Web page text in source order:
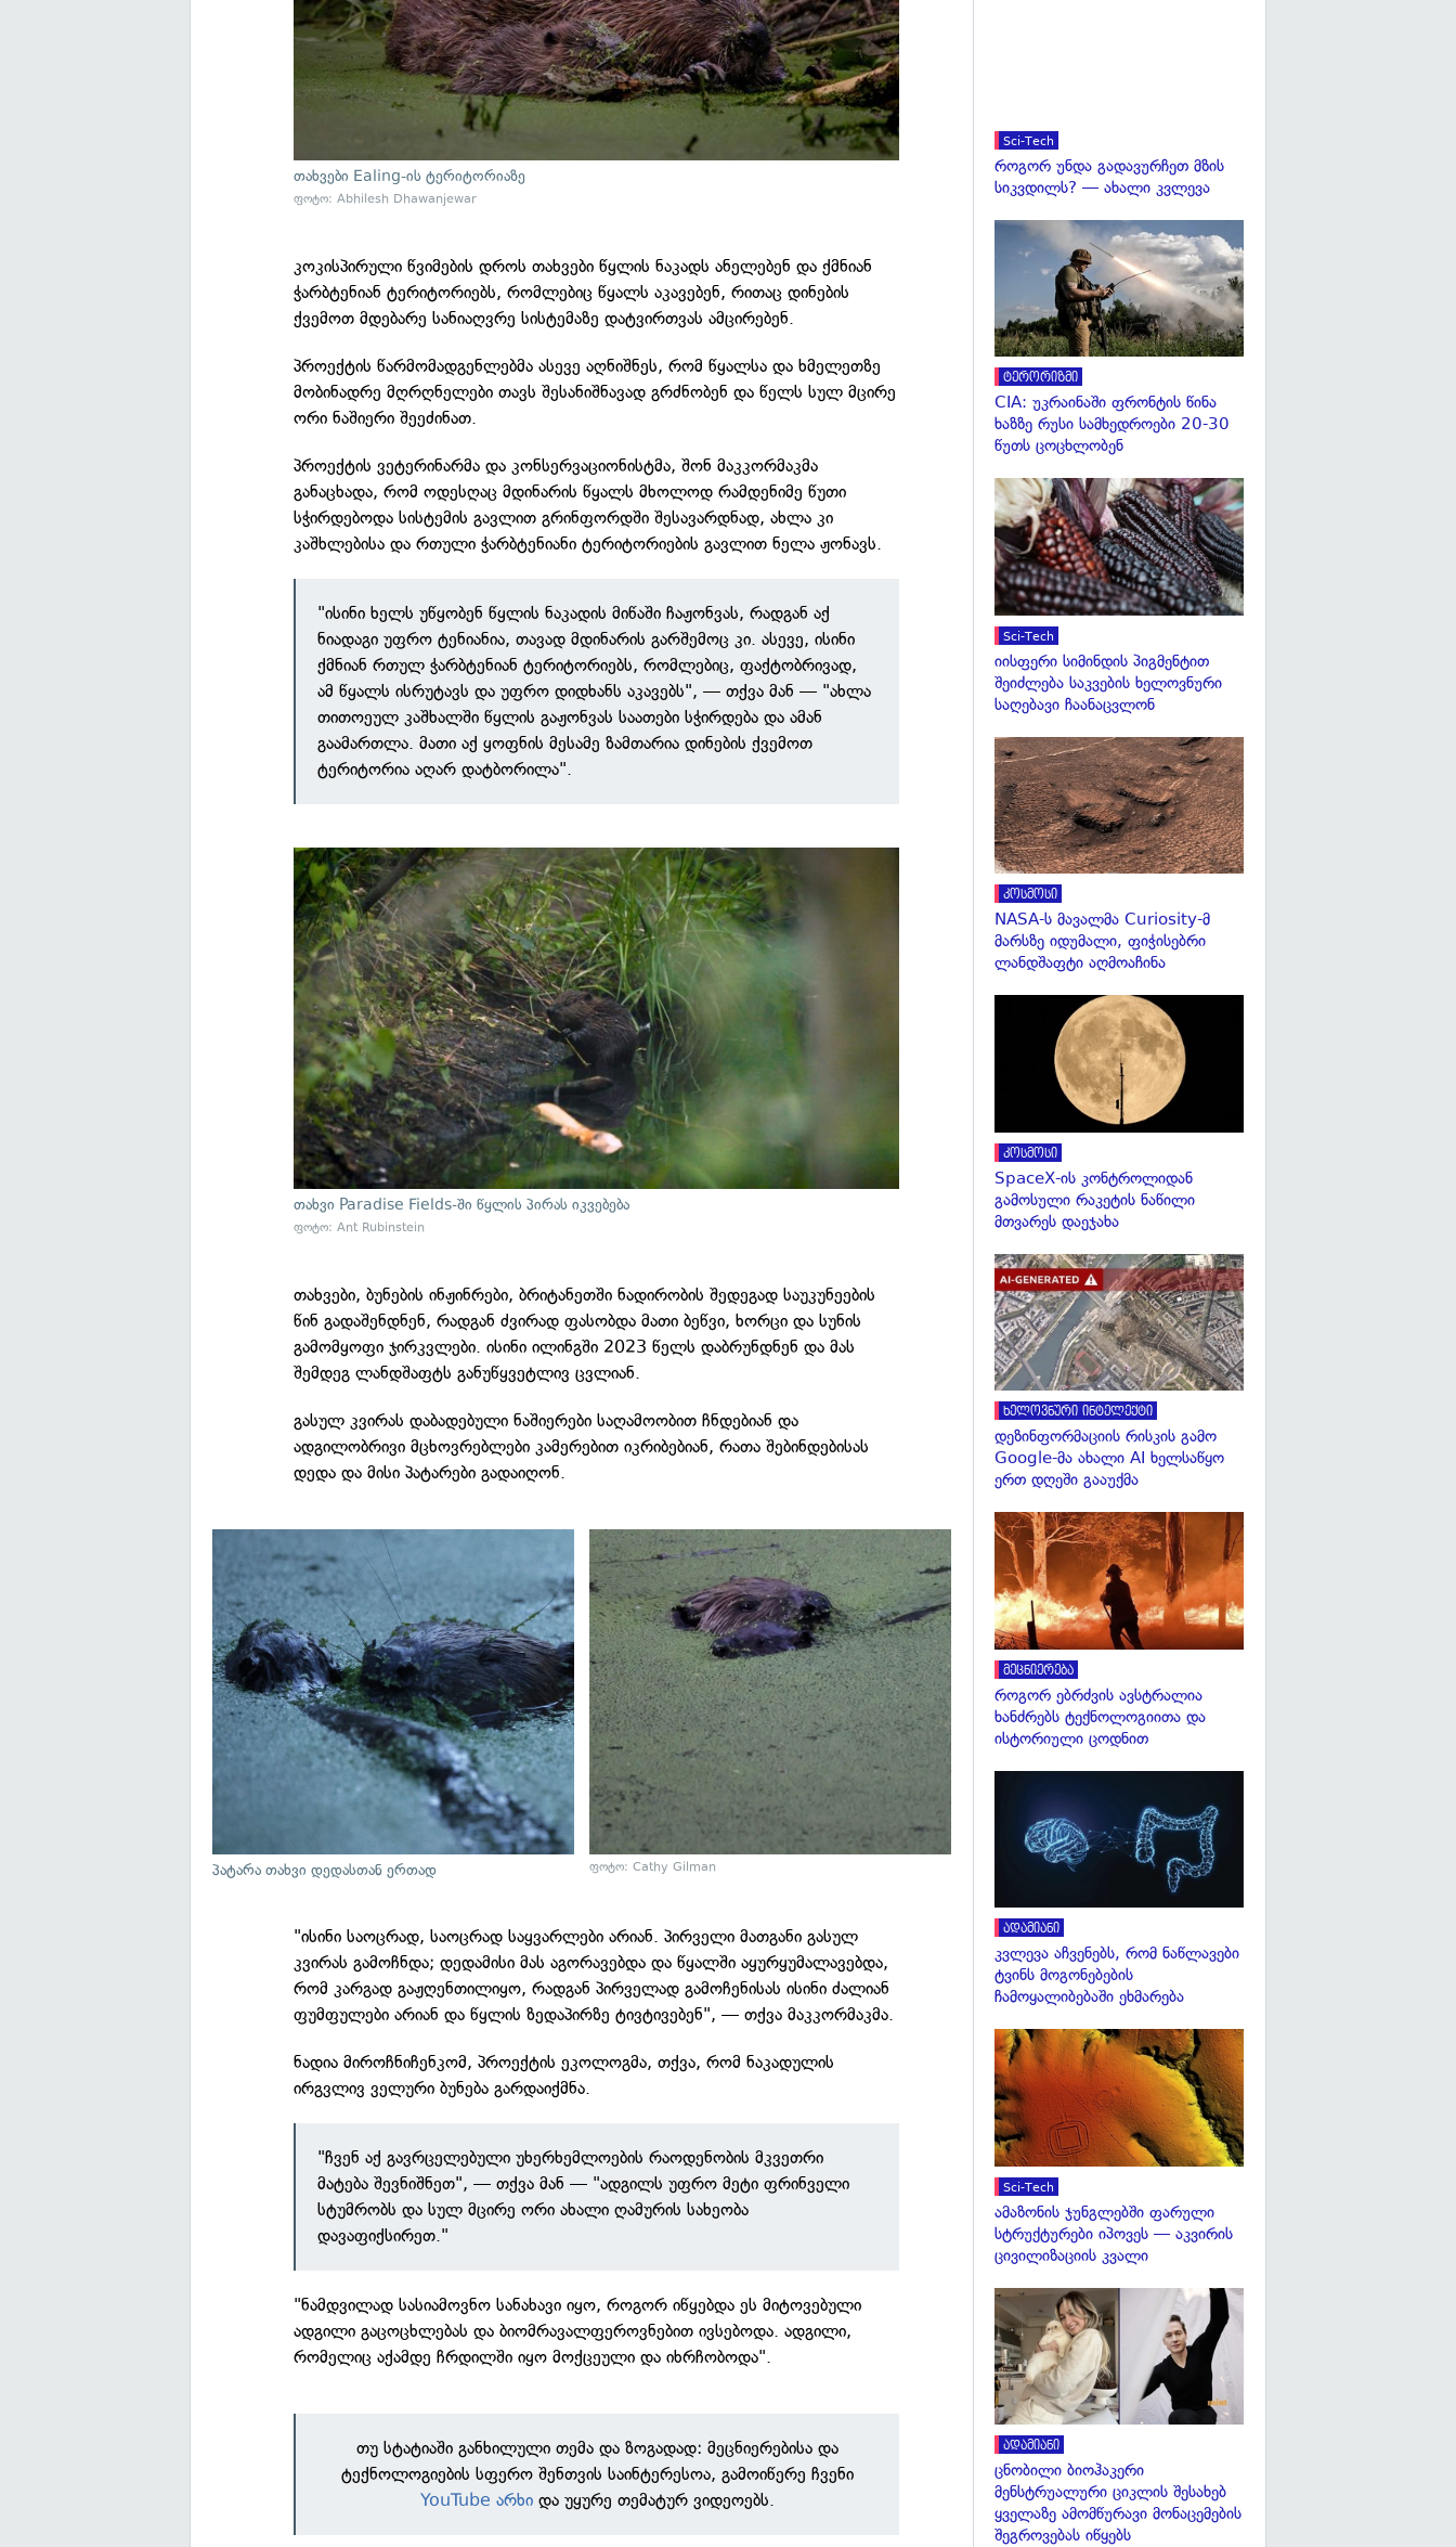
თახვები Ealing-ის ტერიტორიაზე
ფოტო: Abhilesh Dhawanjewar
კოკისპირული წვიმების დროს თახვები წყლის ნაკადს ანელებენ და ქმნიან
ჭარბტენიან ტერიტორიებს, რომლებიც წყალს აკავებენ, რითაც დინების
ქვემოთ მდებარე სანიაღვრე სისტემაზე დატვირთვას ამცირებენ.
პროექტის წარმომადგენლებმა ასევე აღნიშნეს, რომ წყალსა და ხმელეთზე
მობინადრე მღრღნელები თავს შესანიშნავად გრძნობენ და წელს სულ მცირე
ორი ნაშიერი შეეძინათ.
პროექტის ვეტერინარმა და კონსერვაციონისტმა, შონ მაკკორმაკმა
განაცხადა, რომ ოდესღაც მდინარის წყალს მხოლოდ რამდენიმე წუთი
სჭირდებოდა სისტემის გავლით გრინფორდში შესავარდნად, ახლა კი
კაშხლებისა და რთული ჭარბტენიანი ტერიტორიების გავლით ნელა ჟონავს.
"ისინი ხელს უწყობენ წყლის ნაკადის მიწაში ჩაჟონვას, რადგან აქ
ნიადაგი უფრო ტენიანია, თავად მდინარის გარშემოც კი. ასევე, ისინი
ქმნიან რთულ ჭარბტენიან ტერიტორიებს, რომლებიც, ფაქტობრივად,
ამ წყალს ისრუტავს და უფრო დიდხანს აკავებს", — თქვა მან — "ახლა
თითოეულ კაშხალში წყლის გაჟონვას საათები სჭირდება და ამან
გაამართლა. მათი აქ ყოფნის მესამე ზამთარია დინების ქვემოთ
ტერიტორია აღარ დატბორილა".
თახვი Paradise Fields-ში წყლის პირას იკვებება
ფოტო: Ant Rubinstein
თახვები, ბუნების ინჟინრები, ბრიტანეთში ნადირობის შედეგად საუკუნეების
წინ გადაშენდნენ, რადგან ძვირად ფასობდა მათი ბეწვი, ხორცი და სუნის
გამომყოფი ჯირკვლები. ისინი ილინგში 2023 წელს დაბრუნდნენ და მას
შემდეგ ლანდშაფტს განუწყვეტლივ ცვლიან.
გასულ კვირას დაბადებული ნაშიერები საღამოობით ჩნდებიან და
ადგილობრივი მცხოვრებლები კამერებით იკრიბებიან, რათა შებინდებისას
დედა და მისი პატარები გადაიღონ.
პატარა თახვი დედასთან ერთად ფოტო: Cathy Gilman
"ისინი საოცრად, საოცრად საყვარლები არიან. პირველი მათგანი გასულ
კვირას გამოჩნდა; დედამისი მას აგორავებდა და წყალში აყურყუმალავებდა,
რომ კარგად გაჟღენთილიყო, რადგან პირველად გამოჩენისას ისინი ძალიან
ფუმფულები არიან და წყლის ზედაპირზე ტივტივებენ", — თქვა მაკკორმაკმა.
ნადია მიროჩნიჩენკომ, პროექტის ეკოლოგმა, თქვა, რომ ნაკადულის
ირგვლივ ველური ბუნება გარდაიქმნა.
"ჩვენ აქ გავრცელებული უხერხემლოების რაოდენობის მკვეთრი
მატება შევნიშნეთ", — თქვა მან — "ადგილს უფრო მეტი ფრინველი
სტუმრობს და სულ მცირე ორი ახალი ღამურის სახეობა
დავაფიქსირეთ."
"ნამდვილად სასიამოვნო სანახავი იყო, როგორ იწყებდა ეს მიტოვებული
ადგილი გაცოცხლებას და ბიომრავალფეროვნებით ივსებოდა. ადგილი,
რომელიც აქამდე ჩრდილში იყო მოქცეული და იხრჩობოდა".
თუ სტატიაში განხილული თემა და ზოგადად: მეცნიერებისა და
ტექნოლოგიების სფერო შენთვის საინტერესოა, გამოიწერე ჩვენი
YouTube არხი და უყურე თემატურ ვიდეოებს.
Sci-Tech
როგორ უნდა გადავურჩეთ მზის
სიკვდილს? — ახალი კვლევა
ტერორიზმი
CIA: უკრაინაში ფრონტის წინა
ხაზზე რუსი სამხედროები 20-30
წუთს ცოცხლობენ
Sci-Tech
იისფერი სიმინდის პიგმენტით
შეიძლება საკვების ხელოვნური
საღებავი ჩაანაცვლონ
კოსმოსი
NASA-ს მავალმა Curiosity-მ
მარსზე იდუმალი, ფიჭისებრი
ლანდშაფტი აღმოაჩინა
კოსმოსი
SpaceX-ის კონტროლიდან
გამოსული რაკეტის ნაწილი
მთვარეს დაეჯახა
ხელოვნური ინტელექტი
დეზინფორმაციის რისკის გამო
Google-მა ახალი AI ხელსაწყო
ერთ დღეში გააუქმა
მეცნიერება
როგორ ებრძვის ავსტრალია
ხანძრებს ტექნოლოგიითა და
ისტორიული ცოდნით
ადამიანი
კვლევა აჩვენებს, რომ ნაწლავები
ტვინს მოგონებების
ჩამოყალიბებაში ეხმარება
Sci-Tech
ამაზონის ჯუნგლებში ფარული
სტრუქტურები იპოვეს — აკვირის
ცივილიზაციის კვალი
ადამიანი
ცნობილი ბიოჰაკერი
მენსტრუალური ციკლის შესახებ
ყველაზე ამომწურავი მონაცემების
შეგროვებას იწყებს